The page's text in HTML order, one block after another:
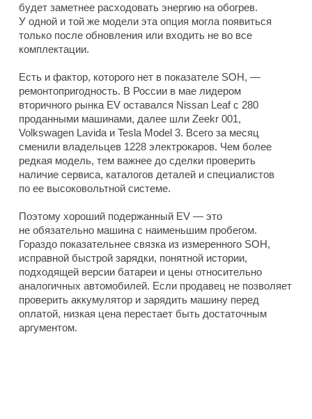
будет заметнее расходовать энергию на обогрев.
У одной и той же модели эта опция могла появиться
только после обновления или входить не во все
комплектации.
Есть и фактор, которого нет в показателе SOH, —
ремонтопригодность. В России в мае лидером
вторичного рынка EV оставался Nissan Leaf с 280
проданными машинами, далее шли Zeekr 001,
Volkswagen Lavida и Tesla Model 3. Всего за месяц
сменили владельцев 1228 электрокаров. Чем более
редкая модель, тем важнее до сделки проверить
наличие сервиса, каталогов деталей и специалистов
по ее высоковольтной системе.
Поэтому хороший подержанный EV — это
не обязательно машина с наименьшим пробегом.
Гораздо показательнее связка из измеренного SOH,
исправной быстрой зарядки, понятной истории,
подходящей версии батареи и цены относительно
аналогичных автомобилей. Если продавец не позволяет
проверить аккумулятор и зарядить машину перед
оплатой, низкая цена перестает быть достаточным
аргументом.